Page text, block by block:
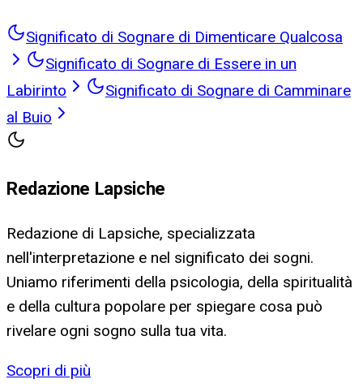
Significato di Sognare di Dimenticare Qualcosa
Significato di Sognare di Essere in un
Labirinto
Significato di Sognare di Camminare
al Buio
Redazione Lapsiche
Redazione di Lapsiche, specializzata
nell'interpretazione e nel significato dei sogni.
Uniamo riferimenti della psicologia, della spiritualità
e della cultura popolare per spiegare cosa può
rivelare ogni sogno sulla tua vita.
Scopri di più